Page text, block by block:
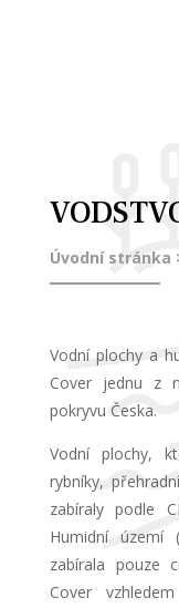
Úvodní stránka
Vodní plochy a
Cover jednu z
pokryvu Česka.
Vodní plochy,
rybníky,
zabíraly podle
Humidní území
zabírala pouze
Cover